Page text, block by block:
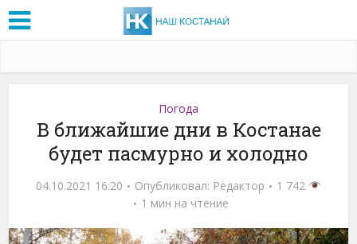
Погода
В ближайшие дни в Костанае
будет пасмурно и холодно
04.10.2021 16:20 Опубликовал: Редактор
1 742
1 мин на чтение